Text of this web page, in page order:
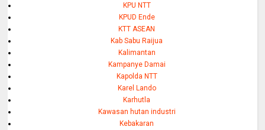
KPU NTT
KPUD Ende
KTT ASEAN
Kab Sabu Raijua
Kalimantan
Kampanye Damai
Kapolda NTT
Karel Lando
Karhutla
Kawasan hutan industri
Kebakaran